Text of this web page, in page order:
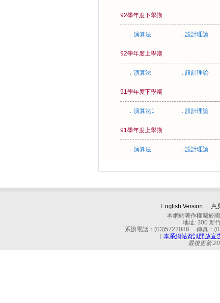
92學年度下學期
．演算法 ．設計理論
92學年度上學期
．演算法 ．設計理論
91學年度下學期
．演算法1 ．設計理論
91學年度上學期
．演算法 ．設計理論
English Version
意
本網站著作權屬於
地址: 300 新
系辦電話：(03)5722088 傳真：
︱ 本系網站資訊開放宣
最後更新